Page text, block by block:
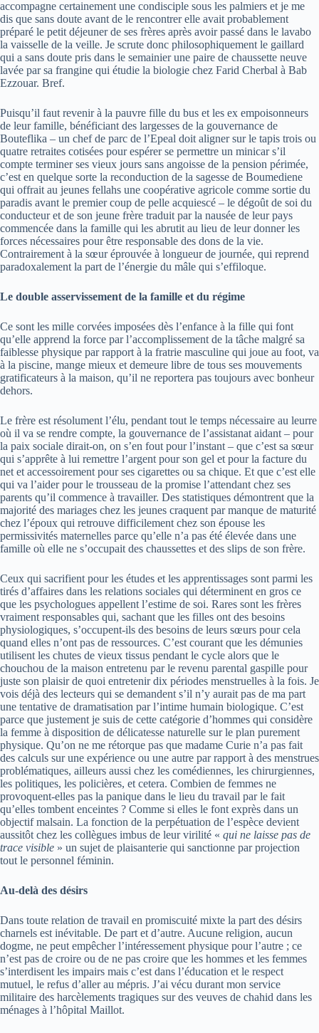
accompagne certainement une condisciple sous les palmiers et je me
dis que sans doute avant de le rencontrer elle avait probablement
préparé le petit déjeuner de ses frères après avoir passé dans le lavabo
la vaisselle de la veille. Je scrute donc philosophiquement le gaillard
qui a sans doute pris dans le semainier une paire de chaussette neuve
lavée par sa frangine qui étudie la biologie chez Farid Cherbal à Bab
Ezzouar. Bref.
Puisqu’il faut revenir à la pauvre fille du bus et les ex empoisonneurs
de leur famille, bénéficiant des largesses de la gouvernance de
Bouteflika – un chef de parc de l’Epeal doit aligner sur le tapis trois ou
quatre retraites cotisées pour espérer se permettre un minicar s’il
compte terminer ses vieux jours sans angoisse de la pension périmée,
c’est en quelque sorte la reconduction de la sagesse de Boumediene
qui offrait au jeunes fellahs une coopérative agricole comme sortie du
paradis avant le premier coup de pelle acquiescé – le dégoût de soi du
conducteur et de son jeune frère traduit par la nausée de leur pays
commencée dans la famille qui les abrutit au lieu de leur donner les
forces nécessaires pour être responsable des dons de la vie.
Contrairement à la sœur éprouvée à longueur de journée, qui reprend
paradoxalement la part de l’énergie du mâle qui s’effiloque.
Le double asservissement de la famille et du régime
Ce sont les mille corvées imposées dès l’enfance à la fille qui font
qu’elle apprend la force par l’accomplissement de la tâche malgré sa
faiblesse physique par rapport à la fratrie masculine qui joue au foot, va
à la piscine, mange mieux et demeure libre de tous ses mouvements
gratificateurs à la maison, qu’il ne reportera pas toujours avec bonheur
dehors.
Le frère est résolument l’élu, pendant tout le temps nécessaire au leurre
où il va se rendre compte, la gouvernance de l’assistanat aidant – pour
la paix sociale dirait-on, on s’en fout pour l’instant – que c’est sa sœur
qui s’apprête à lui remettre l’argent pour son gel et pour la facture du
net et accessoirement pour ses cigarettes ou sa chique. Et que c’est elle
qui va l’aider pour le trousseau de la promise l’attendant chez ses
parents qu’il commence à travailler. Des statistiques démontrent que la
majorité des mariages chez les jeunes craquent par manque de maturité
chez l’époux qui retrouve difficilement chez son épouse les
permissivités maternelles parce qu’elle n’a pas été élevée dans une
famille où elle ne s’occupait des chaussettes et des slips de son frère.
Ceux qui sacrifient pour les études et les apprentissages sont parmi les
tirés d’affaires dans les relations sociales qui déterminent en gros ce
que les psychologues appellent l’estime de soi. Rares sont les frères
vraiment responsables qui, sachant que les filles ont des besoins
physiologiques, s’occupent-ils des besoins de leurs sœurs pour cela
quand elles n’ont pas de ressources. C’est courant que les démunies
utilisent les chutes de vieux tissus pendant le cycle alors que le
chouchou de la maison entretenu par le revenu parental gaspille pour
juste son plaisir de quoi entretenir dix périodes menstruelles à la fois. Je
vois déjà des lecteurs qui se demandent s’il n’y aurait pas de ma part
une tentative de dramatisation par l’intime humain biologique. C’est
parce que justement je suis de cette catégorie d’hommes qui considère
la femme à disposition de délicatesse naturelle sur le plan purement
physique. Qu’on ne me rétorque pas que madame Curie n’a pas fait
des calculs sur une expérience ou une autre par rapport à des menstrues
problématiques, ailleurs aussi chez les comédiennes, les chirurgiennes,
les politiques, les policières, et cetera. Combien de femmes ne
provoquent-elles pas la panique dans le lieu du travail par le fait
qu’elles tombent enceintes ? Comme si elles le font exprès dans un
objectif malsain. La fonction de la perpétuation de l’espèce devient
aussitôt chez les collègues imbus de leur virilité « qui ne laisse pas de
trace visible » un sujet de plaisanterie qui sanctionne par projection
tout le personnel féminin.
Au-delà des désirs
Dans toute relation de travail en promiscuité mixte la part des désirs
charnels est inévitable. De part et d’autre. Aucune religion, aucun
dogme, ne peut empêcher l’intéressement physique pour l’autre ; ce
n’est pas de croire ou de ne pas croire que les hommes et les femmes
s’interdisent les impairs mais c’est dans l’éducation et le respect
mutuel, le refus d’aller au mépris. J’ai vécu durant mon service
militaire des harcèlements tragiques sur des veuves de chahid dans les
ménages à l’hôpital Maillot.